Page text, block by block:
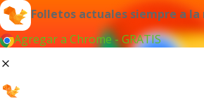
Folletos actuales siempre a la
Agregar a Chrome - GRATIS